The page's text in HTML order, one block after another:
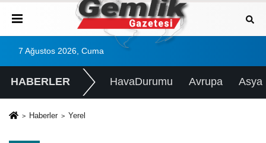
7 Ağustos 2026, Cuma
HABERLER HavaDurumu Avrupa Asya
Haberler Yerel